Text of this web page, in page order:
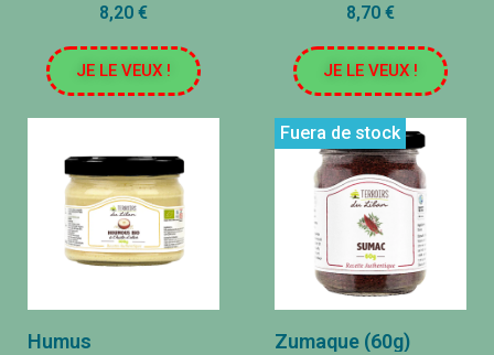
8,20 €
JE LE VEUX !
8,70 €
JE LE VEUX !
Humus
Fuera de stock
Zumaque (60g)